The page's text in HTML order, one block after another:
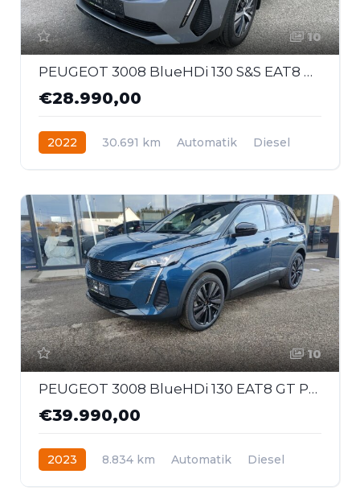
10
PEUGEOT 3008 BlueHDi 130 S&S EAT8 Allure
€28.990,00
2022 30.691 km Automatik
Diesel
10
PEUGEOT 3008 BlueHDi 130 EAT8 GT Pack
€39.990,00
2023 8.834 km Automatik
Diesel